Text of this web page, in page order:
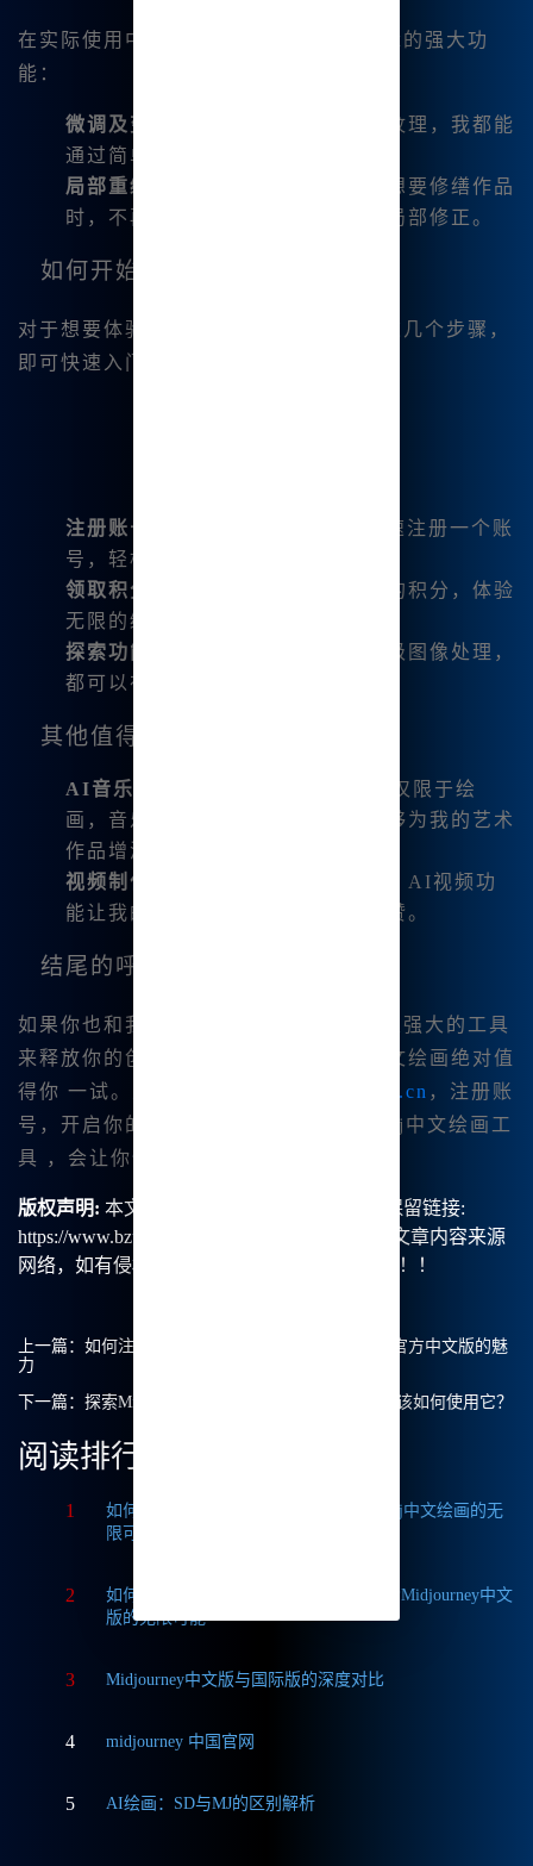
在实际使用中，我享受到了以下图片编辑的强大功
能：
微调及变幻
：无论是调整颜色还是纹理，我都能
通过简单的几步操作完成。
局部重绘和扩图
：这个功能让我在想要修缮作品
时，不再是一次重头来过，而只是局部修正。
如何开始使用Mj中文绘画？
对于想要体验的朋友们，你们只需遵循这几个步骤，
即可快速入门：
注册账号
，快速注册一个账
号，轻松开启你的Midjourney之旅。
领取积分
：激活后，利用每日领取的积分，体验
无限的绘图乐趣。
探索功能
：无论是基础绘画还是高级图像处理，
都可以在中文界面上自由探索。
其他值得关注的功能
AI音乐生成
：我还发现这个平台不仅限于绘
画，音乐生成的功能也很完备，能够为我的艺术
作品增添更多层次。
视频制作
：在生成静态图像的同时，AI视频功
能让我的作品得以动态呈现，非常赞。
结尾的呼唤
如果你也和我一样👍，渴望一个既方便又强大的工具
来释放你的创造力，那么Midjourney中文绘画绝对值
得你 一试。立即访问
https://www.bzu.cn ，注册账
号，开启你的艺术之旅吧！如此强大的mj中文绘画工
具 ，会让你惊喜连连，收获满满。
版权声明: 本文由【B族智能】原创，转载请保留链接:
https://www.bzu.cn/news/show/8831.html，部分文章内容来源
网络，如有侵权请联系我们删除处理。谢谢！！！
上一篇： 如何注册Midjourney账号？探索Midjourney官方中文版的魅
力
下一篇： 探索Midjourney中文绘画的无限可能性，我该如何使用它？
阅读排行
1
如何获取Midjourney破解版免费？探索Mj中文绘画的无
限可能
2
如何轻松实现Midjourney本地部署？探索Midjourney中文
版的无限可能
3 Midjourney中文版与国际版的深度对比
4 midjourney 中国官网
5 AI绘画：SD与MJ的区别解析